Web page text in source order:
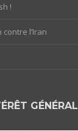
!
contre l’Iran
GÉNÉRAL